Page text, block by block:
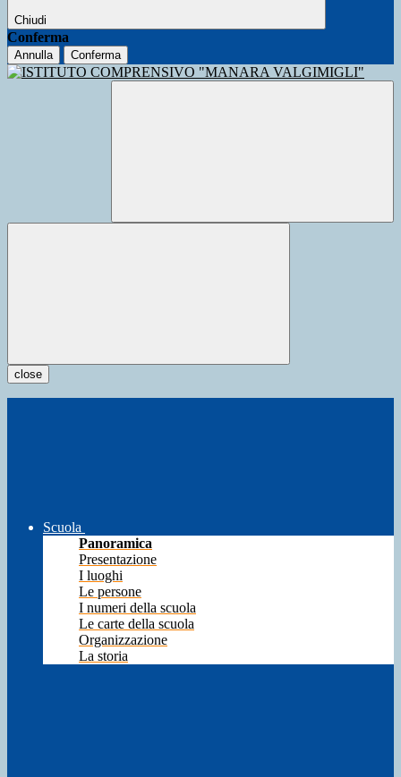
Chiudi
Conferma
Annulla Conferma
close
Scuola
Panoramica
Presentazione
I luoghi
Le persone
I numeri della scuola
Le carte della scuola
Organizzazione
La storia